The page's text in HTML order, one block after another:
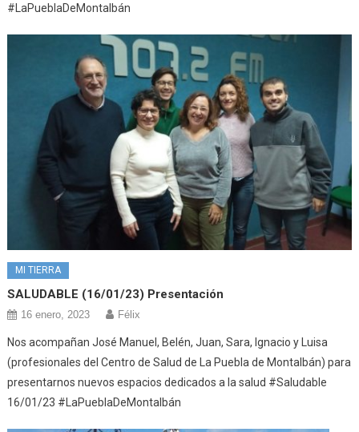
#LaPueblaDeMontalbán
MI TIERRA
SALUDABLE (16/01/23) Presentación
16 enero, 2023 Félix
Nos acompañan José Manuel, Belén, Juan, Sara, Ignacio y Luisa
(profesionales del Centro de Salud de La Puebla de Montalbán) para
presentarnos nuevos espacios dedicados a la salud #Saludable
16/01/23 #LaPueblaDeMontalbán